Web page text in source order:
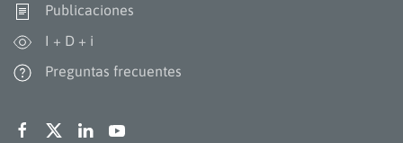
Publicaciones
I + D + i
Preguntas frecuentes